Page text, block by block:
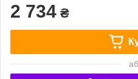
2 734 ₴